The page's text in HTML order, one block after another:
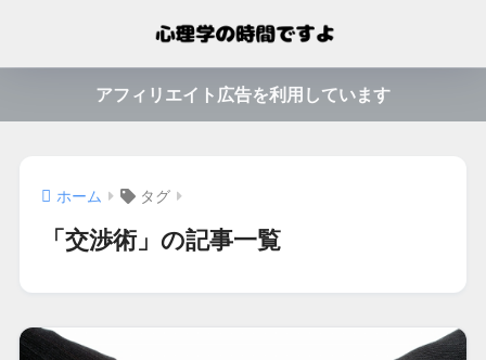
アフィリエイト広告を利用しています
ホーム タグ
「交渉術」の記事一覧